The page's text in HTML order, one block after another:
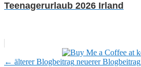
Teenagerurlaub 2026 Irland
← älterer Blogbeitrag neuerer Blogbeitrag